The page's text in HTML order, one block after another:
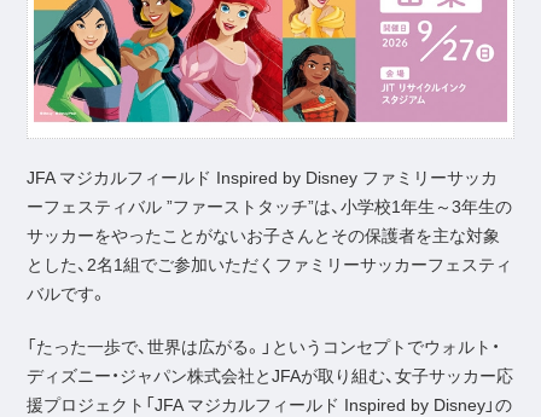
JFA マジカルフィールド Inspired by Disney ファミリーサッカ
ーフェスティバル ”ファーストタッチ”は、小学校1年生～3年生の
サッカーをやったことがないお子さんとその保護者を主な対象
とした、2名1組でご参加いただくファミリーサッカーフェスティ
バルです。
「たった一歩で、世界は広がる。」というコンセプトでウォルト・
ディズニー・ジャパン株式会社とJFAが取り組む、女子サッカー応
援プロジェクト「JFA マジカルフィールド Inspired by Disney」の